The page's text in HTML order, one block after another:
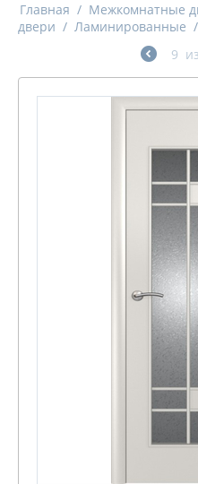
Главная / Межкомнатные
двери / Ламинированные /
9 из